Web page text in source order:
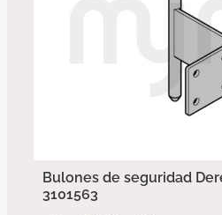
Bulones de seguridad
3101563